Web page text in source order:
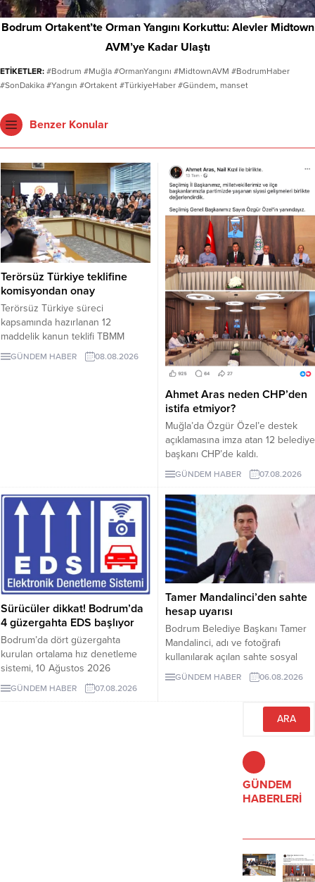
Bodrum Ortakent’te Orman Yangını Korkuttu: Alevler Midtown
AVM’ye Kadar Ulaştı
ETİKETLER: #Bodrum #Muğla #OrmanYangını #MidtownAVM #BodrumHaber
#SonDakika #Yangın #Ortakent #TürkiyeHaber #Gündem, manset
Benzer Konular
Terörsüz Türkiye teklifine
komisyondan onay
Terörsüz Türkiye süreci
kapsamında hazırlanan 12
maddelik kanun teklifi TBMM
Adalet Komisyonunda kabul edildi.
Teklif 5 ve 10 yıllık erteleme
GÜNDEM HABER 08.08.2026
Ahmet Aras neden CHP’den
istifa etmiyor?
Muğla’da Özgür Özel’e destek
açıklamasına imza atan 12 belediye
başkanı CHP’de kaldı.
Milletvekilleri Yeni Parti’ye
geçerken belediye başkanlarının
tutumu ve CHP yönetiminin
sessizliği tartışılıyor.
GÜNDEM HABER 07.08.2026
Sürücüler dikkat! Bodrum’da
4 güzergahta EDS başlıyor
Bodrum’da dört güzergahta
kurulan ortalama hız denetleme
sistemi, 10 Ağustos 2026
Pazartesi günü devreye girecek.
İşte EDS uygulanacak yollar.
GÜNDEM HABER 07.08.2026
Tamer Mandalinci’den sahte
hesap uyarısı
Bodrum Belediye Başkanı Tamer
Mandalinci, adı ve fotoğrafı
kullanılarak açılan sahte sosyal
medya hesaplarına karşı uyarıda
bulundu. Mandalinci, tek resmî
GÜNDEM HABER 06.08.2026
GÜNDEM
HABERLERİ